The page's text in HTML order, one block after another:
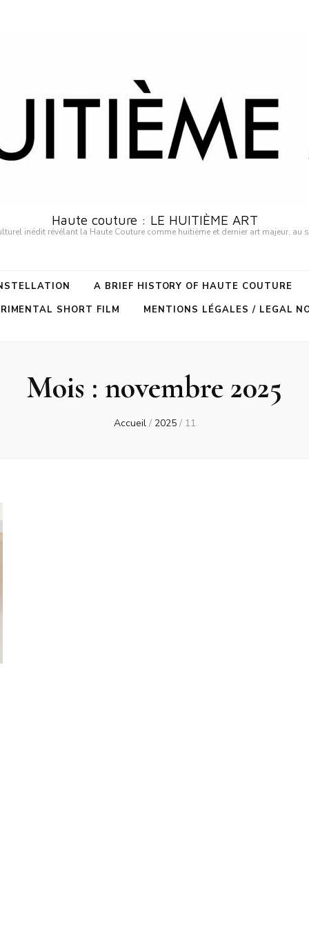
Haute couture : LE HUITIÈME ART
inédit révélant la Haute Couture comme huitième et dernier art majeur, au
A BRIEF HISTORY OF HAUTE COUTURE
SHORT FILM
MENTIONS LÉGALES / LEGAL
Mois : novembre 2025
Accueil / 2025 / 11